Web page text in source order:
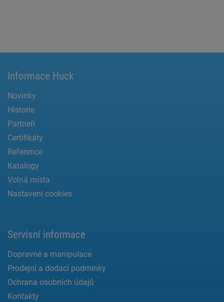
Informace Huck
Novinky
Historie
Partneři
Certifikáty
Reference
Katalogy
Volná místa
Nastavení cookies
Servisní informace
Dopravné a manipulace
Prodejní a dodací podmínky
Ochrana osobních údajů
Kontakty